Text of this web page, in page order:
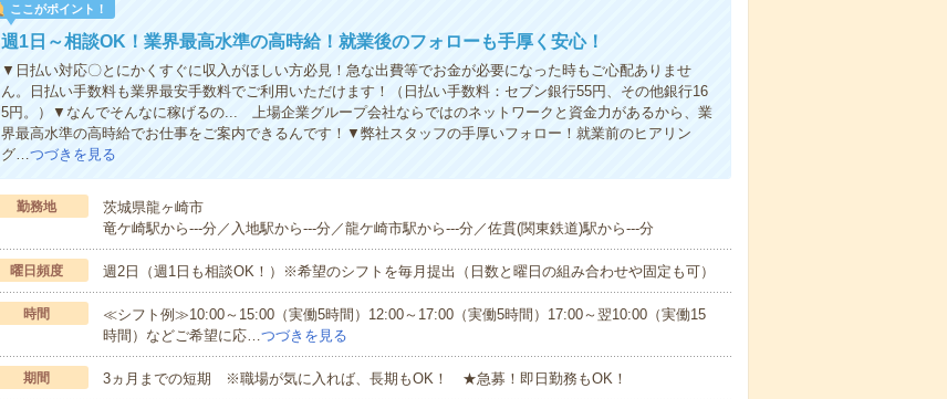
ここがポイント！
週1日～相談OK！業界最高水準の高時給！就業後のフォローも手厚く安心！
▼日払い対応〇とにかくすぐに収入がほしい方必見！急な出費等でお金が必要になった時もご心配ありませ
ん。日払い手数料も業界最安手数料でご利用いただけます！（日払い手数料：セブン銀行55円、その他銀行16
5円。）▼なんでそんなに稼げるの... 上場企業グループ会社ならではのネットワークと資金力があるから、業
界最高水準の高時給でお仕事をご案内できるんです！▼弊社スタッフの手厚いフォロー！就業前のヒアリン
グ…つづきを見る
勤務地
茨城県龍ヶ崎市
竜ケ崎駅から---分／入地駅から---分／龍ケ崎市駅から---分／佐貫(関東鉄道)駅から---分
曜日頻度 週2日（週1日も相談OK！）※希望のシフトを毎月提出（日数と曜日の組み合わせや固定も可）
時間
≪シフト例≫10:00～15:00（実働5時間）12:00～17:00（実働5時間）17:00～翌10:00（実働15
時間）などご希望に応…つづきを見る
期間 3ヵ月までの短期 ※職場が気に入れば、長期もOK！ ★急募！即日勤務もOK！